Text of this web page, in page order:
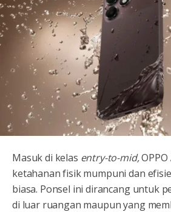
Masuk di kelas entry-to-mid,OPPO
ketahanan fisik mumpuni dan
biasa. Ponsel ini dirancang untuk
di luar ruangan maupun yang